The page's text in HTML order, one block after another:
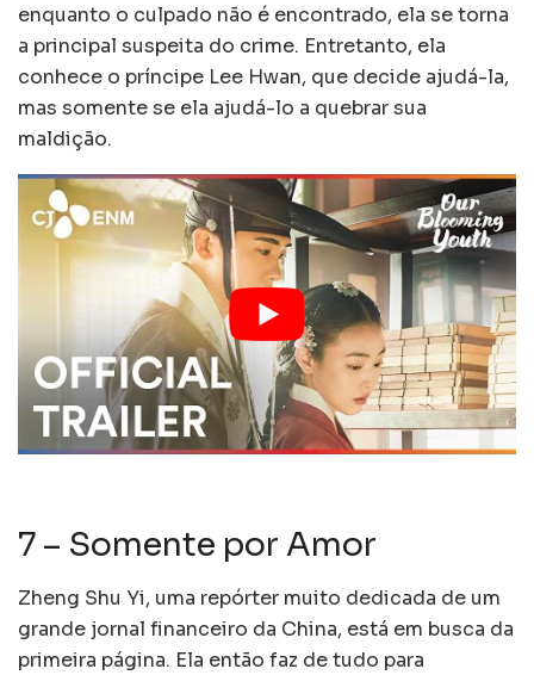
enquanto o culpado não é encontrado, ela se torna
a principal suspeita do crime. Entretanto, ela
conhece o príncipe Lee Hwan, que decide ajudá-la,
mas somente se ela ajudá-lo a quebrar sua
maldição.
7 – Somente por Amor
Zheng Shu Yi, uma repórter muito dedicada de um
grande jornal financeiro da China, está em busca da
primeira página. Ela então faz de tudo para